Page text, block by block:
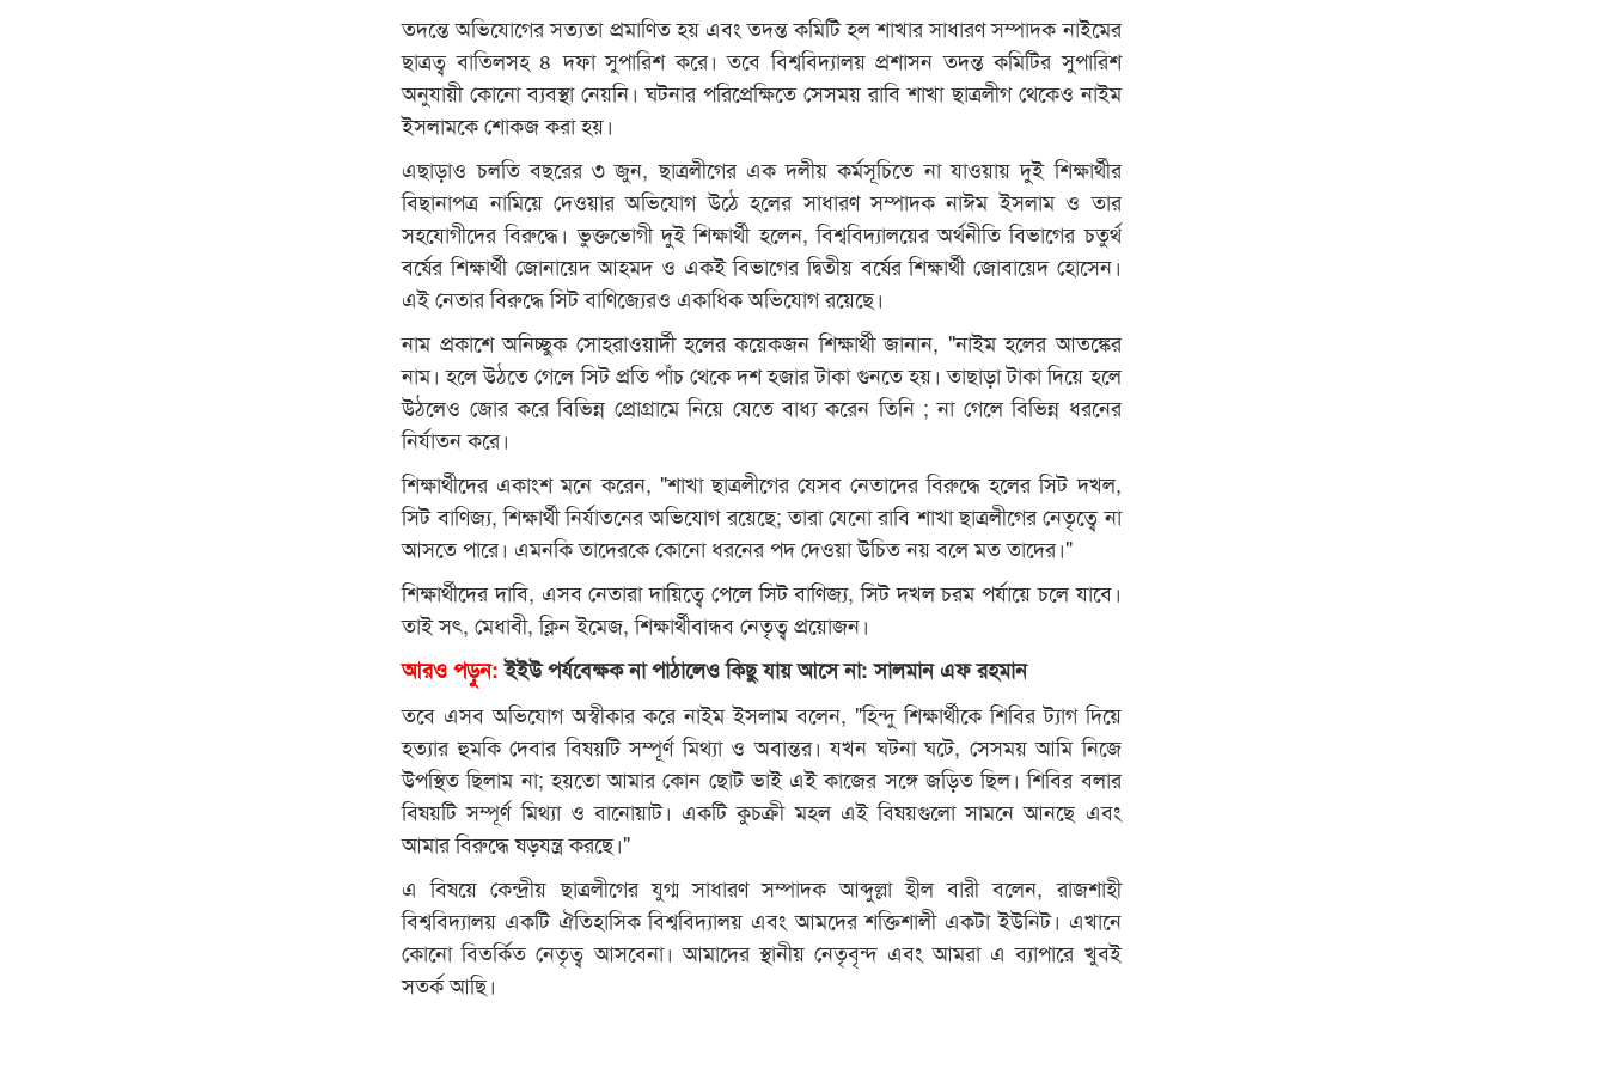
তদন্তে অভিযোগের সত্যতা প্রমাণিত হয় এবং তদন্ত কমিটি হল শাখার সাধারণ সম্পাদক নাইমের
ছাত্রত্ব বাতিলসহ ৪ দফা সুপারিশ করে। তবে বিশ্ববিদ্যালয় প্রশাসন তদন্ত কমিটির সুপারিশ
অনুযায়ী কোনো ব্যবস্থা নেয়নি। ঘটনার পরিপ্রেক্ষিতে সেসময় রাবি শাখা ছাত্রলীগ থেকেও নাইম
ইসলামকে শোকজ করা হয়।
এছাড়াও চলতি বছরের ৩ জুন, ছাত্রলীগের এক দলীয় কর্মসূচিতে না যাওয়ায় দুই শিক্ষার্থীর
বিছানাপত্র নামিয়ে দেওয়ার অভিযোগ উঠে হলের সাধারণ সম্পাদক নাঈম ইসলাম ও তার
সহযোগীদের বিরুদ্ধে। ভুক্তভোগী দুই শিক্ষার্থী হলেন, বিশ্ববিদ্যালয়ের অর্থনীতি বিভাগের চতুর্থ
বর্ষের শিক্ষার্থী জোনায়েদ আহমদ ও একই বিভাগের দ্বিতীয় বর্ষের শিক্ষার্থী জোবায়েদ হোসেন।
এই নেতার বিরুদ্ধে সিট বাণিজ্যেরও একাধিক অভিযোগ রয়েছে।
নাম প্রকাশে অনিচ্ছুক সোহরাওয়ার্দী হলের কয়েকজন শিক্ষার্থী জানান, "নাইম হলের আতঙ্কের
নাম। হলে উঠতে গেলে সিট প্রতি পাঁচ থেকে দশ হজার টাকা গুনতে হয়। তাছাড়া টাকা দিয়ে হলে
উঠলেও জোর করে বিভিন্ন প্রোগ্রামে নিয়ে যেতে বাধ্য করেন তিনি ; না গেলে বিভিন্ন ধরনের
নির্যাতন করে।
শিক্ষার্থীদের একাংশ মনে করেন, "শাখা ছাত্রলীগের যেসব নেতাদের বিরুদ্ধে হলের সিট দখল,
সিট বাণিজ্য, শিক্ষার্থী নির্যাতনের অভিযোগ রয়েছে; তারা যেনো রাবি শাখা ছাত্রলীগের নেতৃত্বে না
আসতে পারে। এমনকি তাদেরকে কোনো ধরনের পদ দেওয়া উচিত নয় বলে মত তাদের।"
শিক্ষার্থীদের দাবি, এসব নেতারা দায়িত্বে পেলে সিট বাণিজ্য, সিট দখল চরম পর্যায়ে চলে যাবে।
তাই সৎ, মেধাবী, ক্লিন ইমেজ, শিক্ষার্থীবান্ধব নেতৃত্ব প্রয়োজন।
আরও পড়ুন:ইইউ পর্যবেক্ষক না পাঠালেও কিছু যায় আসে না: সালমান এফ রহমান
তবে এসব অভিযোগ অস্বীকার করে নাইম ইসলাম বলেন, "হিন্দু শিক্ষার্থীকে শিবির ট্যাগ দিয়ে
হত্যার হুমকি দেবার বিষয়টি সম্পূর্ণ মিথ্যা ও অবান্তর। যখন ঘটনা ঘটে, সেসময় আমি নিজে
উপস্থিত ছিলাম না; হয়তো আমার কোন ছোট ভাই এই কাজের সঙ্গে জড়িত ছিল। শিবির বলার
বিষয়টি সম্পূর্ণ মিথ্যা ও বানোয়াট। একটি কুচক্রী মহল এই বিষয়গুলো সামনে আনছে এবং
আমার বিরুদ্ধে ষড়যন্ত্র করছে।"
এ বিষয়ে কেন্দ্রীয় ছাত্রলীগের যুগ্ম সাধারণ সম্পাদক আব্দুল্লা হীল বারী বলেন, রাজশাহী
বিশ্ববিদ্যালয় একটি ঐতিহাসিক বিশ্ববিদ্যালয় এবং আমদের শক্তিশালী একটা ইউনিট। এখানে
কোনো বিতর্কিত নেতৃত্ব আসবেনা। আমাদের স্থানীয় নেতৃবৃন্দ এবং আমরা এ ব্যাপারে খুবই
সতর্ক আছি।